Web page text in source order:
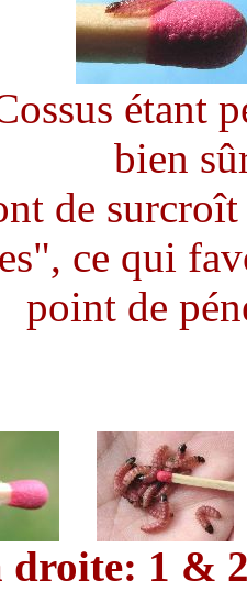
étant
bien
de
ce qui
point de
droite: 1 &